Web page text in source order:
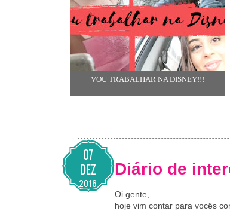
VOU TRABALHAR NA DISNEY!!!
07
DEZ
2016
Diário de
Oi gente,
hoje vim contar para vocês